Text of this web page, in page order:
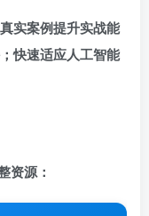
实案例提升实战能
快速适应人工智能
资源：